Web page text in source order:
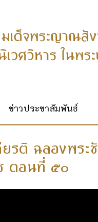
ข่าวประชาสัมพันธ์
ยรติ ฉลองพร
ตอนที่ ๕๐